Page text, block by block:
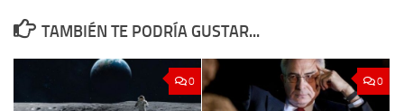
TAMBIÉN TE PODRÍA GUSTAR...
0 0